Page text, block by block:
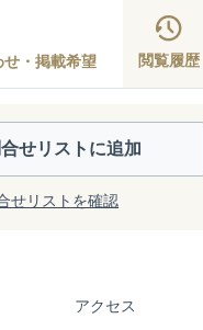
せ・掲載希望 閲覧履歴
せリストに追加
せリストを確認
アクセス